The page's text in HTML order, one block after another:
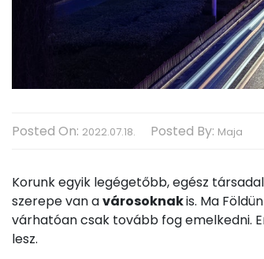
Posted On: 2022.07.18. Posted By: Maja
Korunk egyik legégetőbb, egész
szerepe van avárosoknakis. Ma
várhatóan csak tovább fog emelkedni.
lesz.